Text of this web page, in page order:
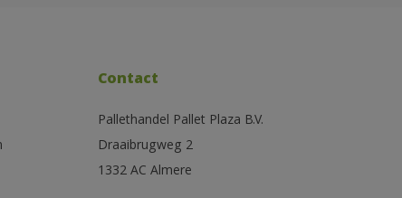
Contact
Pallethandel Pallet Plaza B.V.
Draaibrugweg 2
1332 AC Almere